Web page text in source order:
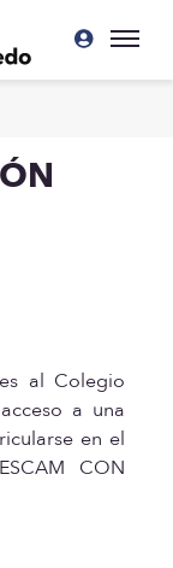
al Colegio
a una
en el
CON